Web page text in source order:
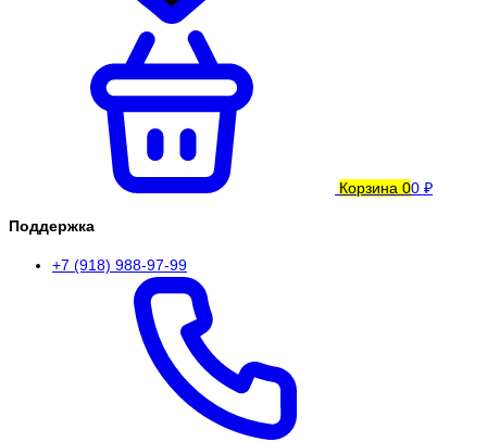
Корзина 00 ₽
Поддержка
+7 (918) 988-97-99